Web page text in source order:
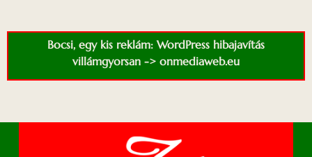
Bocsi, egy kis reklám: WordPress hibajavítás
villámgyorsan -> onmediaweb.eu